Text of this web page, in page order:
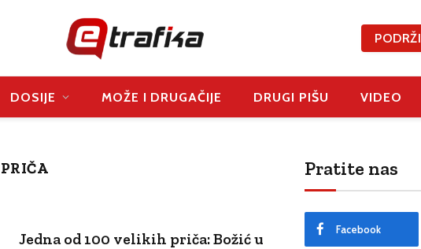
PODRŽI
DOSIJE MOŽE I DRUGAČIJE DRUGI PIŠU VIDEO
Jedna od 100 velikih priča: Božić u
Pratite nas
Facebook